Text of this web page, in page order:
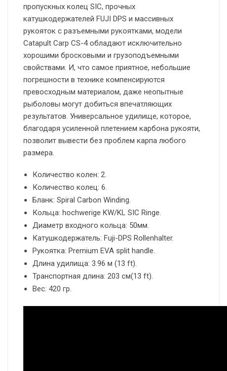
пропускных колец SIC, прочных
катушкодержателей FUJI DPS и массивных
рукояток с разъемными рукоятками, модели
Catapult Carp CS-4 обладают исключительно
хорошими бросковыми и грузоподъемными
свойствами. И, что самое приятное, небольшие
погрешности в технике компенсируются
превосходным материалом, даже неопытные
рыболовы могут добиться впечатляющих
результатов. Универсальное удилище, которое,
благодаря усиленной плетением карбона рукояти,
позволит вывести без проблем карпа любого
размера.
Количество колен: 2.
Количество колец: 6.
Бланк: Spiral Carbon Winding.
Кольца: hochwerige KW/KL SIC Ringe.
Диаметр входного кольца: 50мм.
Катушкодержатель: Fuji-DPS Rollenhalter.
Рукоятка: Premium EVA split handle.
Длина удилища: 3.96 м (13 ft).
Транспортная длина: 203 см(13 ft).
Вес: 420 гр.